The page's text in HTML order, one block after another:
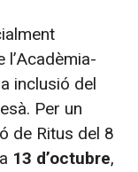
l’Acadèmia-
inclusió del
Per un
de Ritus del 8
13 d’octubre,